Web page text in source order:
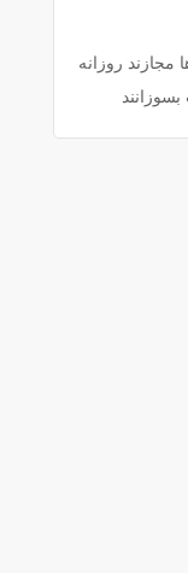
مجازند روزانه